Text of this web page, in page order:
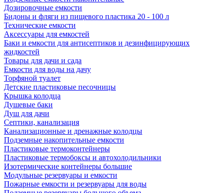
Дозировочные емкости
Бидоны и фляги из пищевого пластика 20 - 100 л
Технические емкости
Аксессуары для емкостей
Баки и емкости для антисептиков и дезинфицирующих
жидкостей
Товары для дачи и сада
Емкости для воды на дачу
Торфяной туалет
Детские пластиковые песочницы
Крышка колодца
Душевые баки
Душ для дачи
Септики, канализация
Канализационные и дренажные колодцы
Подземные накопительные емкости
Пластиковые термоконтейнеры
Пластиковые термобоксы и автохолодильники
Изотермические контейнеры большие
Модульные резервуары и емкости
Пожарные емкости и резервуары для воды